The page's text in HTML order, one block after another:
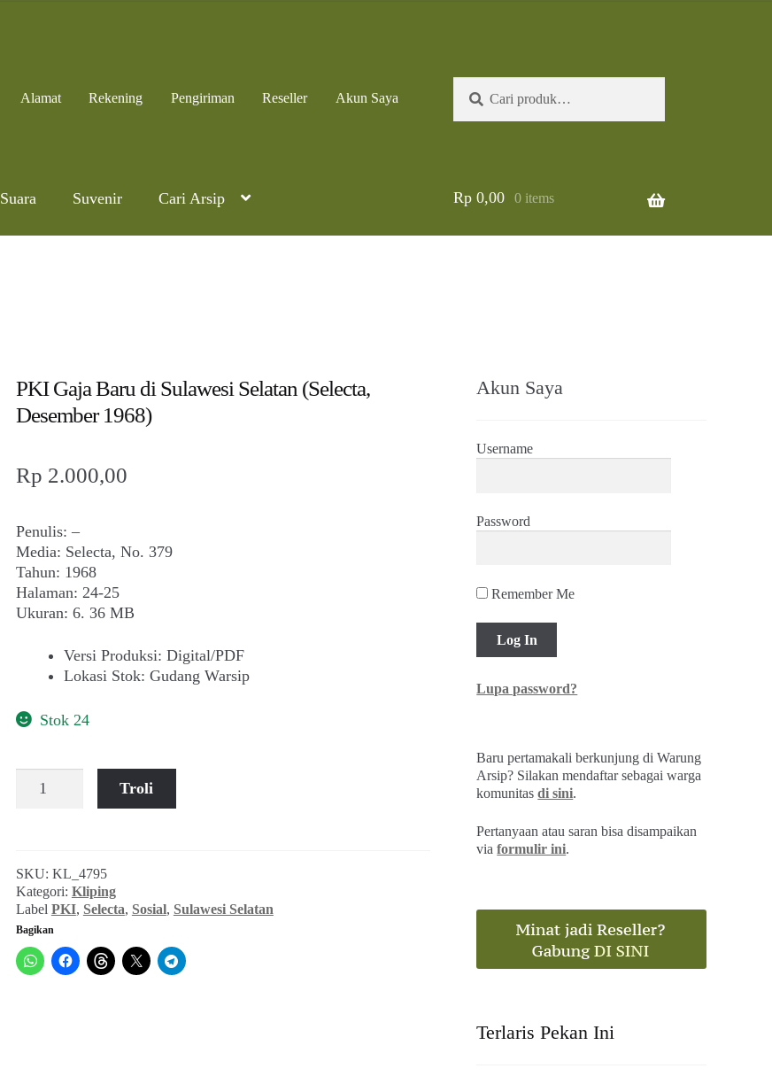
Alamat Rekening Pengiriman Reseller Akun Saya
untuk:
Suara Suvenir Cari Arsip Rp0,00 0 items
PKI Gaja Baru di Sulawesi Selatan (Selecta,
Desember 1968)
Rp 2.000,00
Penulis: –
Media: Selecta, No. 379
Tahun: 1968
Halaman: 24-25
Ukuran: 6. 36 MB
Versi Produksi: Digital/PDF
Lokasi Stok: Gudang Warsip
Stok 24
PKI
Sulawesi
Selatan
(Selecta,
Desember
1968)
Troli
SKU: KL_4795
Kategori: Kliping
Label PKI, Selecta, Sosial, Sulawesi Selatan
Bagikan
Akun Saya
Username
Password
Remember Me
Lupa password?
Baru pertamakali berkunjung di Warung
Arsip? Silakan mendaftar sebagai warga
komunitasdi sini.
Pertanyaan atau saran bisa disampaikan
viaformulir ini.
Terlaris Pekan Ini